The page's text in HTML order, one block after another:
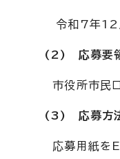
令和7年12月
(2) 応募要
市役所市民ロ
(3) 応募方
応募用紙をE